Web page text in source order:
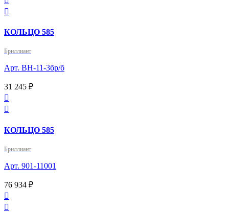

КОЛЬЦО 585
Бриллиант
Арт. ВН-11-3бр/б
31 245 ₽


КОЛЬЦО 585
Бриллиант
Арт. 901-11001
76 934 ₽

